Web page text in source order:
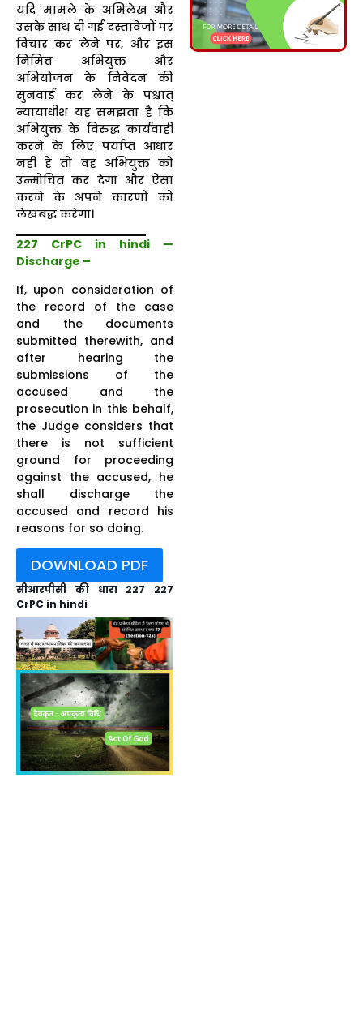
यदि मामले के अभिलेख और
उसके साथ दी गई दस्तावेजों पर
विचार कर लेने पर, और इस
निमित्त अभियुक्त और
अभियोजन के निवेदन की
सुनवाई कर लेने के पश्चात्
न्यायाधीश यह समझता है कि
अभियुक्त के विरुद्ध कार्यवाही
करने के लिए पर्याप्त आधार
नहीं हैं तो वह अभियुक्त को
उन्मोचित कर देगा और ऐसा
करने के अपने कारणों को
लेखबद्ध करेगा।
227 CrPC in hindi —
Discharge –
If, upon consideration of
the record of the case
and the documents
submitted therewith, and
after hearing the
submissions of the
accused and the
prosecution in this behalf,
the Judge considers that
there is not sufficient
ground for proceeding
against the accused, he
shall discharge the
accused and record his
reasons for so doing.
DOWNLOAD PDF
सीआरपीसी की धारा 227 227
CrPC in hindi